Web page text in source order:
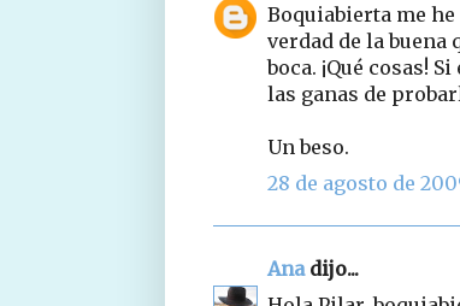
Boquiabierta me he
verdad de la buena
boca. ¡Qué cosas!
las ganas de
Un beso.
28 de agosto de
Anadijo...